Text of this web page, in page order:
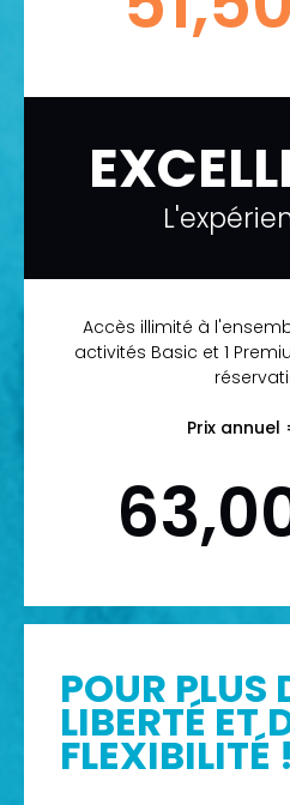
Accès illimité à
activités Basic et 1
Prix
POUR PLUS
LIBERTÉ ET
FLEXIBILITÉ !